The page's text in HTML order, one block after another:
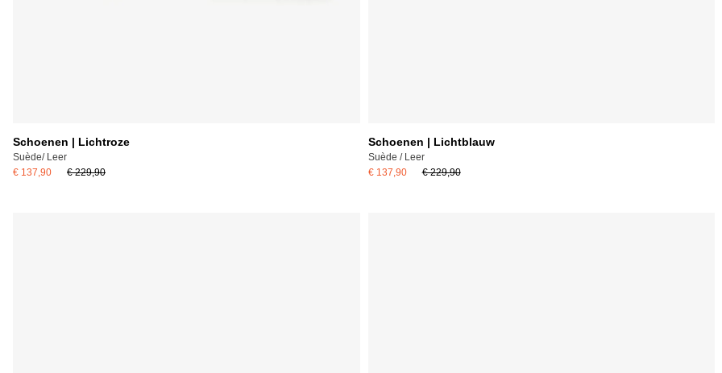
Schoenen | Lichtroze
Suède/ Leer
€ 137,90
€ 229,90
Schoenen | Lichtblauw
Suède / Leer
€ 137,90
€ 229,90